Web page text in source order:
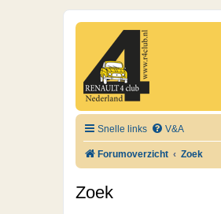
Snelle links V&A
Forumoverzicht Zoek
Zoek